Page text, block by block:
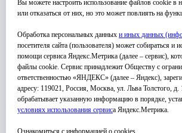
Вы можете настроить использование файлов cookie в
или отказаться от них, но это может повлиять на
Обработка персональных данных и иных данных
посетителя сайта (пользователя) может собираться и
помощи сервиса Яндекс.Метрика (далее – сервис),
файлы cookie. Сервис принадлежит Обществу с
ответственностью «ЯНДЕКС» (далее – Яндекс),
адресу: 119021, Россия, Москва, ул. Льва Толстого, д.
обрабатывает указанную информацию в порядке,
условиях использования сервиса Яндекс.Метрика.